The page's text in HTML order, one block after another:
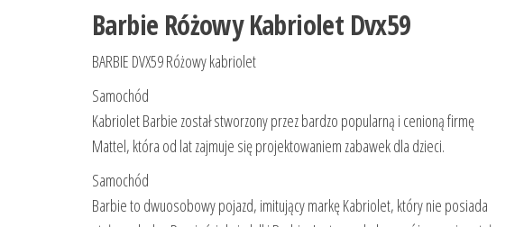
Barbie Różowy Kabriolet Dvx59
BARBIE DVX59 Różowy kabriolet
Samochód
Kabriolet Barbie został stworzony przez bardzo popularną i cenioną firmę
Mattel, która od lat zajmuje się projektowaniem zabawek dla dzieci.
Samochód
Barbie to dwuosobowy pojazd, imitujący markę Kabriolet, który nie posiada